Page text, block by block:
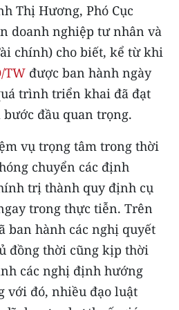
- MỖI XÃ
Thị Hương, Phó Cục
doanh nghiệp tư nhân và
chính) cho biết, kể từ khi
TW được ban hành ngày
trình triển khai đã đạt
đầu quan trọng.
vụ trọng tâm trong thời
chuyển các định
trị thành quy định cụ
trong thực tiễn. Trên
ban hành các nghị quyết
đồng thời cũng kịp thời
các nghị định hướng
với đó, nhiều đạo luật